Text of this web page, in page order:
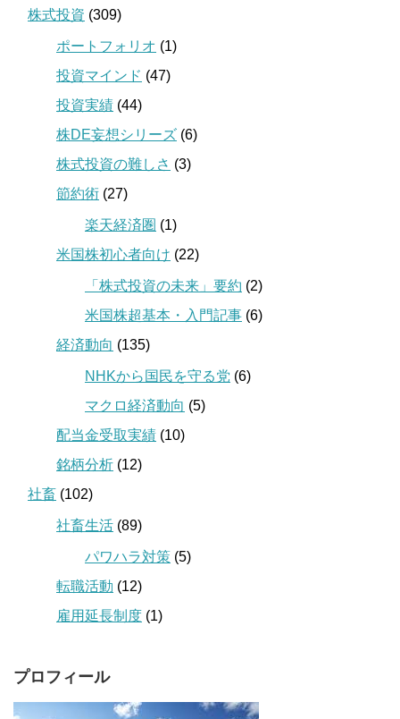
株式投資 (309)
ポートフォリオ (1)
投資マインド (47)
投資実績 (44)
株DE妄想シリーズ (6)
株式投資の難しさ (3)
節約術 (27)
楽天経済圏 (1)
米国株初心者向け (22)
「株式投資の未来」要約 (2)
米国株超基本・入門記事 (6)
経済動向 (135)
NHKから国民を守る党 (6)
マクロ経済動向 (5)
配当金受取実績 (10)
銘柄分析 (12)
社畜 (102)
社畜生活 (89)
パワハラ対策 (5)
転職活動 (12)
雇用延長制度 (1)
プロフィール